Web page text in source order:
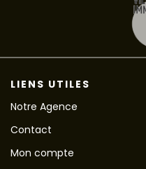
LIENS UTILES
Notre Agence
Contact
Mon compte